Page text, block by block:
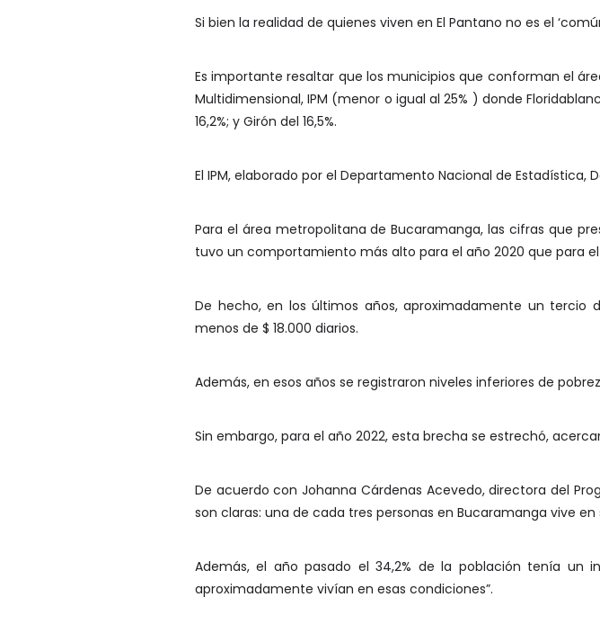
Si bien la realidad de quienes viven en El Pantano no es el
Es importante resaltar que los municipios que conforman el
Multidimensional, IPM (menor o igual al 25% ) donde
16,2%; y Girón del 16,5%.
El IPM, elaborado por el Departamento Nacional de
Para el área metropolitana de Bucaramanga, las cifras que
tuvo un comportamiento más alto para el año 2020 que para el
De hecho, en los últimos años, aproximadamente un tercio
menos de $ 18.000 diarios.
Además, en esos años se registraron niveles inferiores de
Sin embargo, para el año 2022, esta brecha se estrechó,
De acuerdo con Johanna Cárdenas Acevedo, directora del
son claras: una de cada tres personas en Bucaramanga vive
Además, el año pasado el 34,2% de la población tenía un
aproximadamente vivían en esas condiciones”.